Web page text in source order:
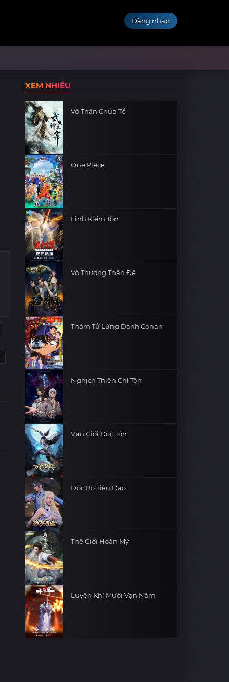
Đăng nhập
XEM NHIỀU
Võ Thần Chúa Tể
One Piece
Linh Kiếm Tôn
Vô Thượng Thần Đế
Thám Tử Lừng Danh Conan
Nghịch Thiên Chí Tôn
Vạn Giới Độc Tôn
Độc Bộ Tiêu Dao
Thế Giới Hoàn Mỹ
Luyện Khí Mười Vạn Năm